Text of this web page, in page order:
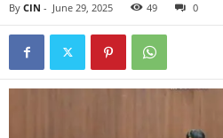
By CIN - June 29, 2025 49 0